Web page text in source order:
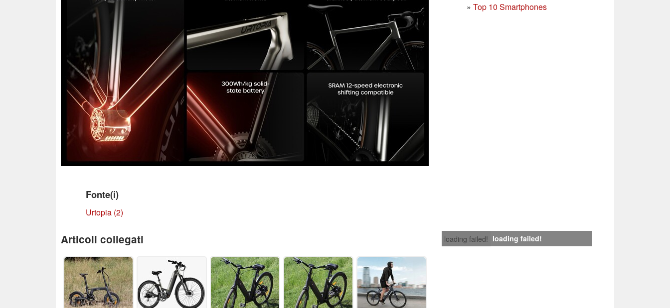
» Top 10 Smartphones
Fonte(i)
Urtopia (2)
loading failed! loading failed!
Articoli collegati